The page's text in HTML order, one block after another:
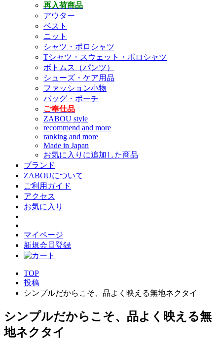
再入荷商品
アウター
ベスト
ニット
シャツ・ポロシャツ
Tシャツ・スウェット・ポロシャツ
ボトムス（パンツ）
シューズ・ケア用品
ファッション小物
バッグ・ポーチ
ご奉仕品
ZABOU style
recommend and more
ranking and more
Made in Japan
お気に入りに追加した商品
ブランド
ZABOUについて
ご利用ガイド
アクセス
お気に入り
マイページ
新規会員登録
TOP
投稿
シンプルだからこそ、品よく映える無地ネクタイ
シンプルだからこそ、品よく映える無
地ネクタイ